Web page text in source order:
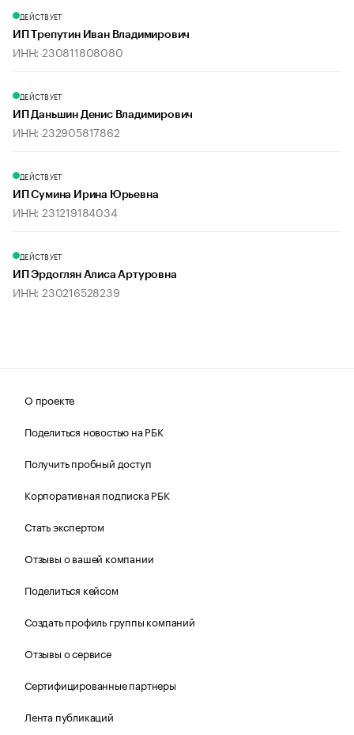
ДЕЙСТВУЕТ
ИП Трепутин Иван Владимирович
ИНН: 230811808080
ДЕЙСТВУЕТ
ИП Даньшин Денис Владимирович
ИНН: 232905817862
ДЕЙСТВУЕТ
ИП Сумина Ирина Юрьевна
ИНН: 231219184034
ДЕЙСТВУЕТ
ИП Эрдоглян Алиса Артуровна
ИНН: 230216528239
О проекте
Поделиться новостью на РБК
Получить пробный доступ
Корпоративная подписка РБК
Стать экспертом
Отзывы о вашей компании
Поделиться кейсом
Создать профиль группы компаний
Отзывы о сервисе
Сертифицированные партнеры
Лента публикаций